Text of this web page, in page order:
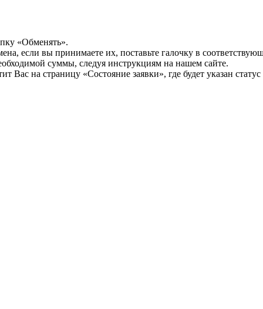
«Обменять».
если вы принимаете их, поставьте галочку в
суммы, следуя инструкциям на нашем сайте.
Вас на страницу «Состояние заявки», где будет указан